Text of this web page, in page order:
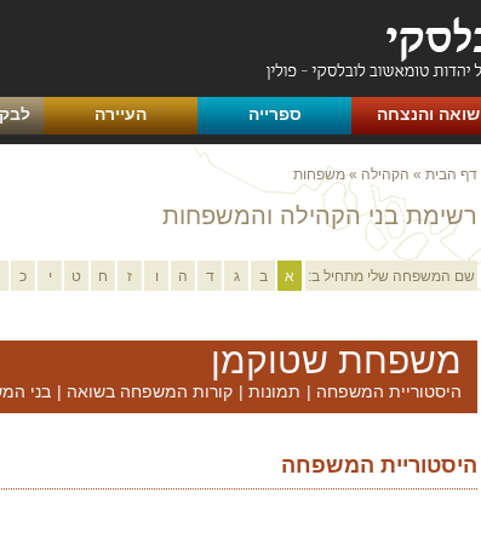
שואה והנצחה ספרייה העיירה
דף הבית » הקהילה »משפחות
רשימת בני הקהילה והמשפחות
שם המשפחה שלי מתחיל ב: א ב ג ד ה ו ז ח ט י כ
משפחת שטוקמן
היסטוריית המשפחה | תמונות | קורות המשפחה בשואה | בני
היסטוריית המשפחה